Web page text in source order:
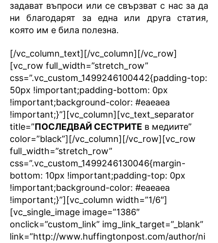
задават въпроси или се свързват с нас за да
ни благодарят за една или друга статия,
която им е била полезна.
[/vc_column_text][/vc_column][/vc_row]
[vc_row full_width=”stretch_row”
css=”.vc_custom_1499246100442{padding-top:
50px !important;padding-bottom: 0px
!important;background-color: #eaeaea
!important;}”][vc_column][vc_text_separator
title=”ПОСЛЕДВАЙ СЕСТРИТЕ в медиите”
color=”black”][/vc_column][/vc_row][vc_row
full_width=”stretch_row”
css=”.vc_custom_1499246130046{margin-
bottom: 10px !important;padding-top: 0px
!important;background-color: #eaeaea
!important;}”][vc_column width=”1/6″]
[vc_single_image image=”1386″
onclick=”custom_link” img_link_target=”_blank”
link=”http://www.huffingtonpost.com/author/ni